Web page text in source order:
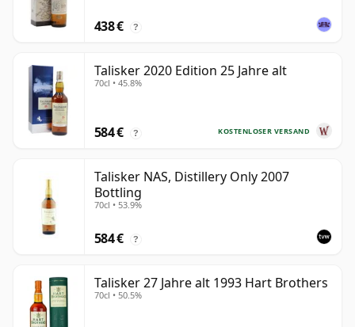
438 € ?
Talisker 2020 Edition 25 Jahre alt
70cl • 45.8%
KOSTENLOSER VERSAND
584 € ?
Talisker NAS, Distillery Only 2007
Bottling
70cl • 53.9%
584 € ?
Talisker 27 Jahre alt 1993 Hart Brothers
70cl • 50.5%